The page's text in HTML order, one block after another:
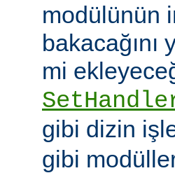
modülünün
mi
gibi dizin
gibi